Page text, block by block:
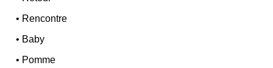
• Rencontre
• Baby
• Pomme